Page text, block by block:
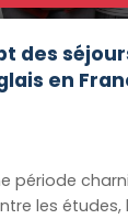
des
en
période
les études,